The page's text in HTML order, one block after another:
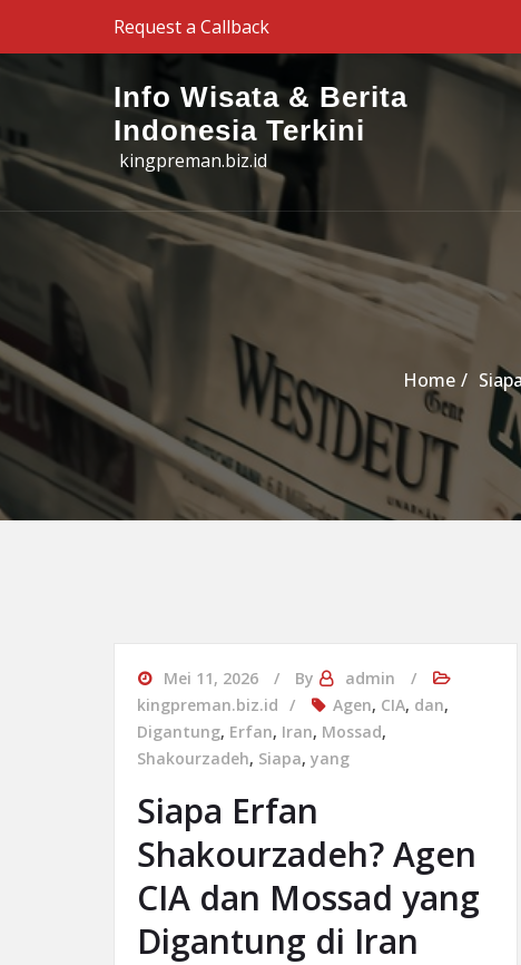
Skip to the contentRequest a Callback
Info Wisata & Berita
Indonesia Terkini
kingpreman.biz.id
Home
Mei 11, 2026 By
admin
kingpreman.biz.id
Agen, CIA, dan,
Digantung, Erfan, Iran, Mossad,
Shakourzadeh, Siapa, yang
Siapa Erfan
Shakourzadeh? Agen
CIA dan Mossad yang
Digantung di Iran